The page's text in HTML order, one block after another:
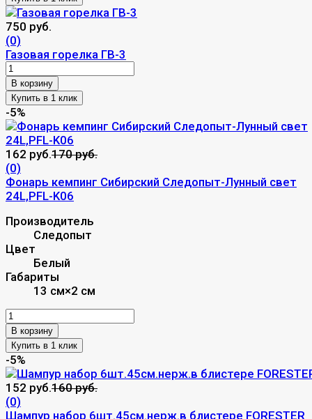
750 руб.
(0)
Газовая горелка ГВ-3
В корзину
-5%
162 руб.170 руб.
(0)
Фонарь кемпинг Сибирский Следопыт-Лунный свет
24L,PFL-K06
Производитель
Следопыт
Цвет
Белый
Габариты
13 см×2 см
В корзину
-5%
152 руб.160 руб.
(0)
Шампур набор 6шт.45см.нерж.в блистере FORESTER